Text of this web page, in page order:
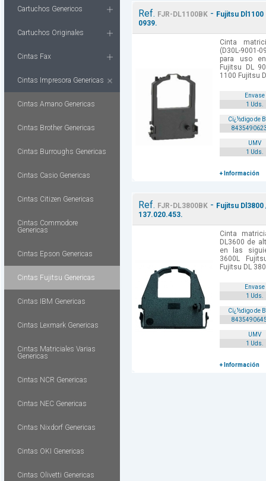
Cartuchos Genericos
Cartuchos Originales
Cintas Fax
Cintas Impresora Genericas
Cintas Amano Genericas
Cintas Brother Genericas
Cintas Burroughs Genericas
Cintas Casio Genericas
Cintas Citizen Genericas
Cintas Commodore
Genericas
Cintas Epson Genericas
Cintas Fujitsu Genericas
Cintas IBM Genericas
Cintas Lexmark Genericas
Cintas Matriciales Varias
Genericas
Cintas NCR Genericas
Cintas NEC Genericas
Cintas Nixdorf Genericas
Cintas OKI Genericas
Cintas Olivetti Genericas
Ref. FJR-DL1100BK - Fujitsu
0939.
Cinta
(D30L-9001-
para uso
Fujitsu DL
1100 Fujitsu
Envase
1 Uds.
Cï¿½digo de
UMV
1 Uds.
+ Información
Ref. FJR-DL3800BK - Fujitsu
137.020.453.
Cinta
DL3600 de
en las
3600L
Fujitsu DL
Envase
1 Uds.
Cï¿½digo de
UMV
1 Uds.
+ Información